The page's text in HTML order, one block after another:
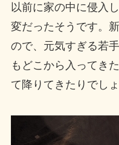
以前に家の中に侵入
変だったそうです。
ので、元気すぎる若
もどこから入ってき
て降りてきたりでしょ